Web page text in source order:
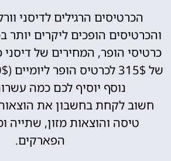
הכרטיסים הרגילים לדיסני
והכרטיסים הופכים ליקרים יותר
כרטיסי הופר, המחירים של דיסני
נוסף יוסיף לכם כמה
חשוב לקחת בחשבון את
טיסה והוצאות מזון, שתייה
הפארקים.